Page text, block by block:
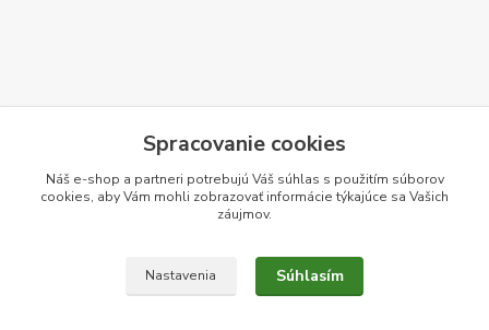
Spracovanie cookies
Náš e-shop a partneri potrebujú Váš súhlas s použitím súborov
cookies, aby Vám mohli zobrazovať informácie týkajúce sa Vašich
záujmov.
Nastavenia Súhlasím